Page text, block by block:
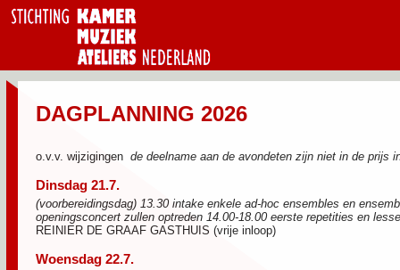
DAGPLANNING 2026
o.v.v. wijzigingen de deelname aan de avondeten zijn niet in de prijs
Dinsdag 21.7.
(voorbereidingsdag) 13.30 intake enkele ad-hoc ensembles en
openingsconcert zullen optreden 14.00-18.00 eerste repetities en
REINIER DE GRAAF GASTHUIS (vrije inloop)
Woensdag 22.7.